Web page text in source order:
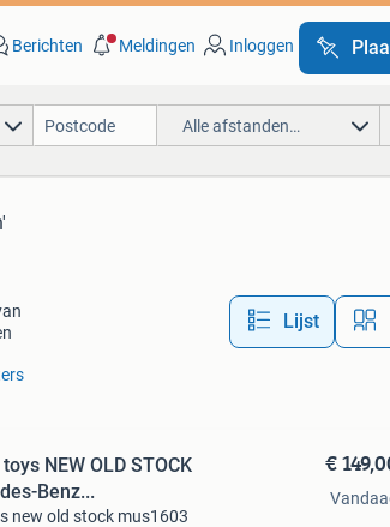
Berichten Meldingen Inloggen
Alle afstanden…
Lijst
NEW OLD STOCK
Benz...
new old stock mus1603
€